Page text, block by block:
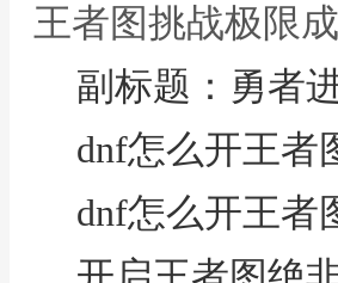
王者图挑战极限
副标题：勇者
dnf怎么开王者
dnf怎么开王者